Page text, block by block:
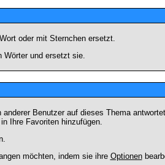
oder mit Sternchen ersetzt.
Wörter und ersetzt sie.
Benutzer auf dieses Thema
Ihre Favoriten hinzufügen.
möchten, indem sie ihre Optionen